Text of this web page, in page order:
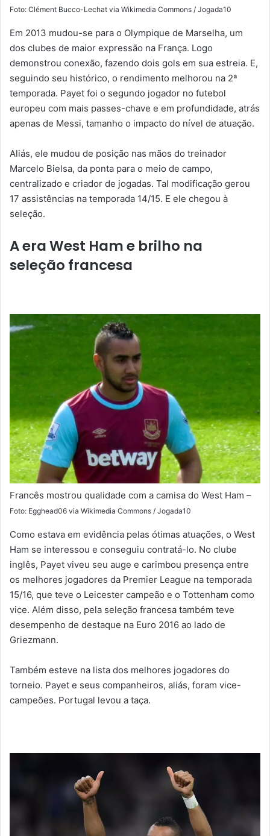
Foto: Clément Bucco-Lechat via Wikimedia Commons / Jogada10
Em 2013 mudou-se para o Olympique de Marselha, um
dos clubes de maior expressão na França. Logo
demonstrou conexão, fazendo dois gols em sua estreia. E,
seguindo seu histórico, o rendimento melhorou na 2ª
temporada. Payet foi o segundo jogador no futebol
europeu com mais passes-chave e em profundidade, atrás
apenas de Messi, tamanho o impacto do nível de atuação.
Aliás, ele mudou de posição nas mãos do treinador
Marcelo Bielsa, da ponta para o meio de campo,
centralizado e criador de jogadas. Tal modificação gerou
17 assistências na temporada 14/15. E ele chegou à
seleção.
A era West Ham e brilho na
seleção francesa
Francês mostrou qualidade com a camisa do West Ham –
Foto: Egghead06 via Wikimedia Commons / Jogada10
Como estava em evidência pelas ótimas atuações, o West
Ham se interessou e conseguiu contratá-lo. No clube
inglês, Payet viveu seu auge e carimbou presença entre
os melhores jogadores da Premier League na temporada
15/16, que teve o Leicester campeão e o Tottenham como
vice. Além disso, pela seleção francesa também teve
desempenho de destaque na Euro 2016 ao lado de
Griezmann.
Também esteve na lista dos melhores jogadores do
torneio. Payet e seus companheiros, aliás, foram vice-
campeões. Portugal levou a taça.